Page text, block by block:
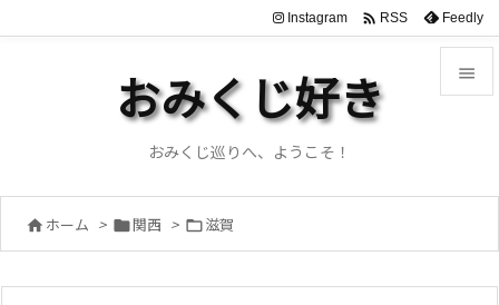

サイド
Instagram  RSS Feedly
おみくじ好き
おみくじ巡りへ、ようこそ！
 ホーム > 関西 > 滋賀